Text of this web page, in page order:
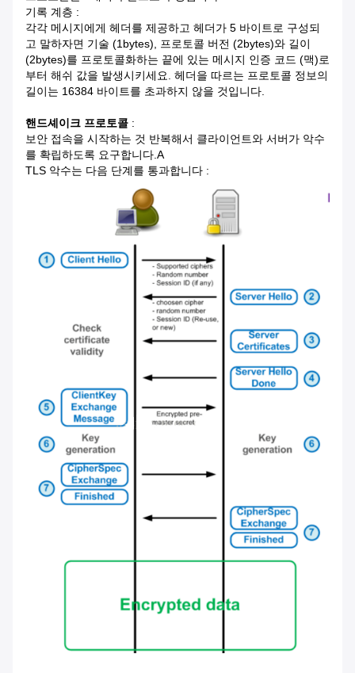
기록 계층 :
각각 메시지에게 헤더를 제공하고 헤더가 5 바이트로 구성되
고 말하자면 기술 (1bytes), 프로토콜 버전 (2bytes)와 길이
(2bytes)를 프로토콜화하는 끝에 있는 메시지 인증 코드 (맥)로
부터 해쉬 값을 발생시키세요. 헤더을 따르는 프로토콜 정보의
길이는 16384 바이트를 초과하지 않을 것입니다.
핸드셰이크 프로토콜 :
보안 접속을 시작하는 것 반복해서 클라이언트와 서버가 악수
를 확립하도록 요구합니다.A
TLS 악수는 다음 단계를 통과합니다 :